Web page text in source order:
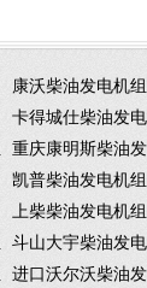
康沃柴油发电机组
卡得城仕柴油发
重庆康明斯柴油
凯普柴油发电机组
上柴柴油发电机组
斗山大宇柴油发
进口沃尔沃柴油